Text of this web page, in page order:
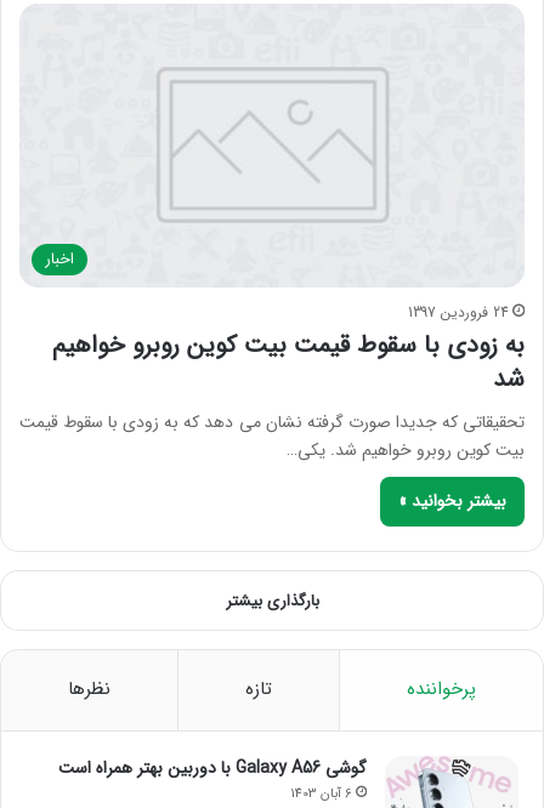
اخبار
24 فروردین 1397
به زودی با سقوط قیمت بیت کوین روبرو خواهیم
شد
تحقیقاتی که جدیدا صورت گرفته نشان می دهد که به زودی با سقوط قیمت
بیت کوین روبرو خواهیم شد. یکی…
بیشتر بخوانید »
بارگذاری بیشتر
پرخواننده تازه نظرها
گوشی Galaxy A56 با دوربین بهتر همراه است
6 آبان 1403